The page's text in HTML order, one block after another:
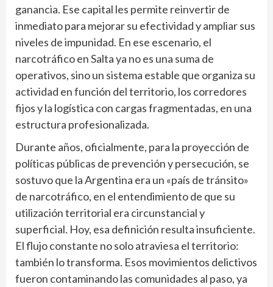
ganancia. Ese capital les permite reinvertir de
inmediato para mejorar su efectividad y ampliar sus
niveles de impunidad. En ese escenario, el
narcotráfico en Salta ya no es una suma de
operativos, sino un sistema estable que organiza su
actividad en función del territorio, los corredores
fijos y la logística con cargas fragmentadas, en una
estructura profesionalizada.
Durante años, oficialmente, para la proyección de
políticas públicas de prevención y persecución, se
sostuvo que la Argentina era un «país de tránsito»
de narcotráfico, en el entendimiento de que su
utilización territorial era circunstancial y
superficial. Hoy, esa definición resulta insuficiente.
El flujo constante no solo atraviesa el territorio:
también lo transforma. Esos movimientos delictivos
fueron contaminando las comunidades al paso, ya